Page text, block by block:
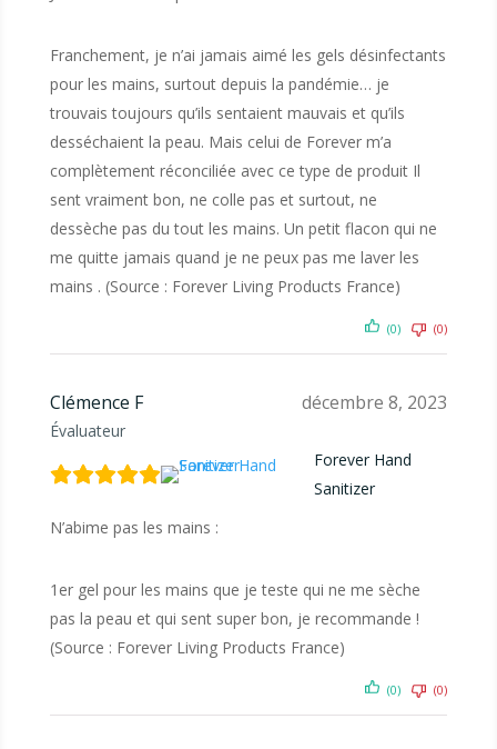
Franchement, je n’ai jamais aimé les gels désinfectants
pour les mains, surtout depuis la pandémie… je
trouvais toujours qu’ils sentaient mauvais et qu’ils
desséchaient la peau. Mais celui de Forever m’a
complètement réconciliée avec ce type de produit Il
sent vraiment bon, ne colle pas et surtout, ne
dessèche pas du tout les mains. Un petit flacon qui ne
me quitte jamais quand je ne peux pas me laver les
mains . (Source : Forever Living Products France)
(0) (0)
Clémence F
Évaluateur
décembre 8, 2023
Forever Hand
Sanitizer
N’abime pas les mains :
1er gel pour les mains que je teste qui ne me sèche
pas la peau et qui sent super bon, je recommande !
(Source : Forever Living Products France)
(0) (0)